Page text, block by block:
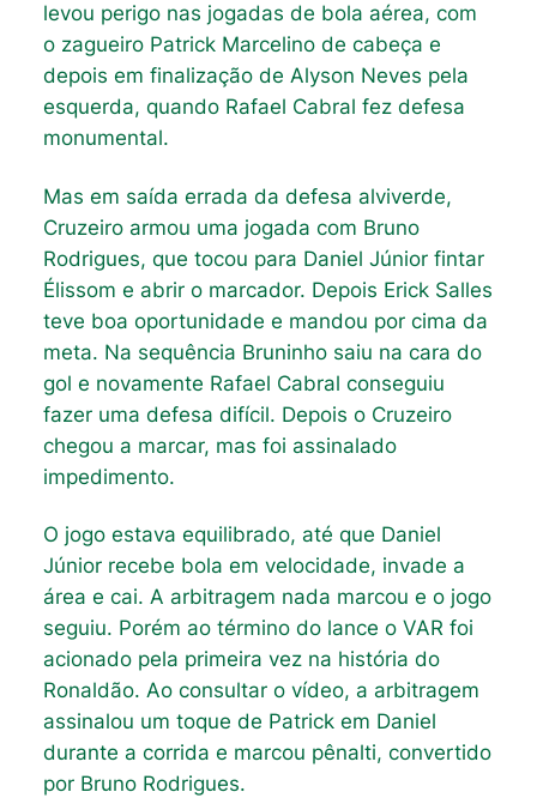
levou perigo nas jogadas de bola aérea, com
o zagueiro Patrick Marcelino de cabeça e
depois em finalização de Alyson Neves pela
esquerda, quando Rafael Cabral fez defesa
monumental.
Mas em saída errada da defesa alviverde,
Cruzeiro armou uma jogada com Bruno
Rodrigues, que tocou para Daniel Júnior fintar
Élissom e abrir o marcador. Depois Erick Salles
teve boa oportunidade e mandou por cima da
meta. Na sequência Bruninho saiu na cara do
gol e novamente Rafael Cabral conseguiu
fazer uma defesa difícil. Depois o Cruzeiro
chegou a marcar, mas foi assinalado
impedimento.
O jogo estava equilibrado, até que Daniel
Júnior recebe bola em velocidade, invade a
área e cai. A arbitragem nada marcou e o jogo
seguiu. Porém ao término do lance o VAR foi
acionado pela primeira vez na história do
Ronaldão. Ao consultar o vídeo, a arbitragem
assinalou um toque de Patrick em Daniel
durante a corrida e marcou pênalti, convertido
por Bruno Rodrigues.